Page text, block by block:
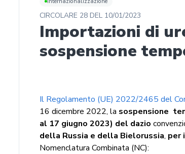
CIRCOLARE 28 DEL 10/01/2023
Importazioni di
sospensione
Il Regolamento (UE) 2022/2465 del
16 dicembre 2022, la sospensione
al 17 giugno 2023) del dazio
della Russia e della Bielorussia, per
Nomenclatura Combinata (NC):